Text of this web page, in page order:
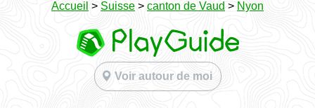
Accueil > Suisse > canton de Vaud > Nyon
Voir autour de moi